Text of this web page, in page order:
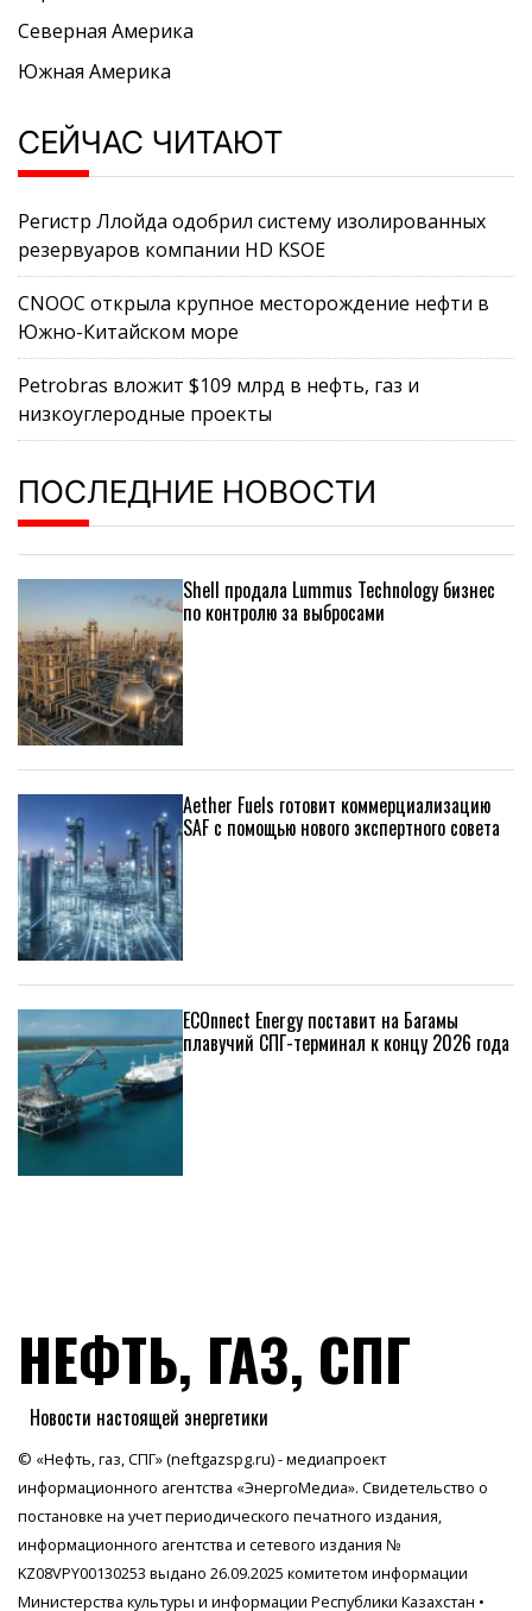
Северная Америка
Южная Америка
СЕЙЧАС ЧИТАЮТ
Регистр Ллойда одобрил систему изолированных
резервуаров компании HD KSOE
CNOOC открыла крупное месторождение нефти в
Южно-Китайском море
Petrobras вложит $109 млрд в нефть, газ и
низкоуглеродные проекты
ПОСЛЕДНИЕ НОВОСТИ
Shell продала Lummus Technology бизнес
по контролю за выбросами
Aether Fuels готовит коммерциализацию
SAF с помощью нового экспертного совета
ECOnnect Energy поставит на Багамы
плавучий СПГ-терминал к концу 2026 года
НЕФТЬ, ГАЗ, СПГ
Новости настоящей энергетики
© «Нефть, газ, СПГ» (neftgazspg.ru) - медиапроект
информационного агентства «ЭнергоМедиа». Свидетельство о
постановке на учет периодического печатного издания,
информационного агентства и сетевого издания №
KZ08VPY00130253 выдано 26.09.2025 комитетом информации
Министерства культуры и информации Республики Казахстан •